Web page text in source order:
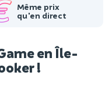
Même prix
qu'en direct
en Île-
!